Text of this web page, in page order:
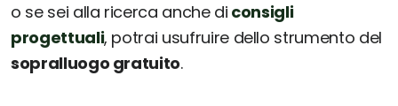
o se sei alla ricerca anche di consigli
progettuali, potrai usufruire dello strumento del
sopralluogo gratuito.